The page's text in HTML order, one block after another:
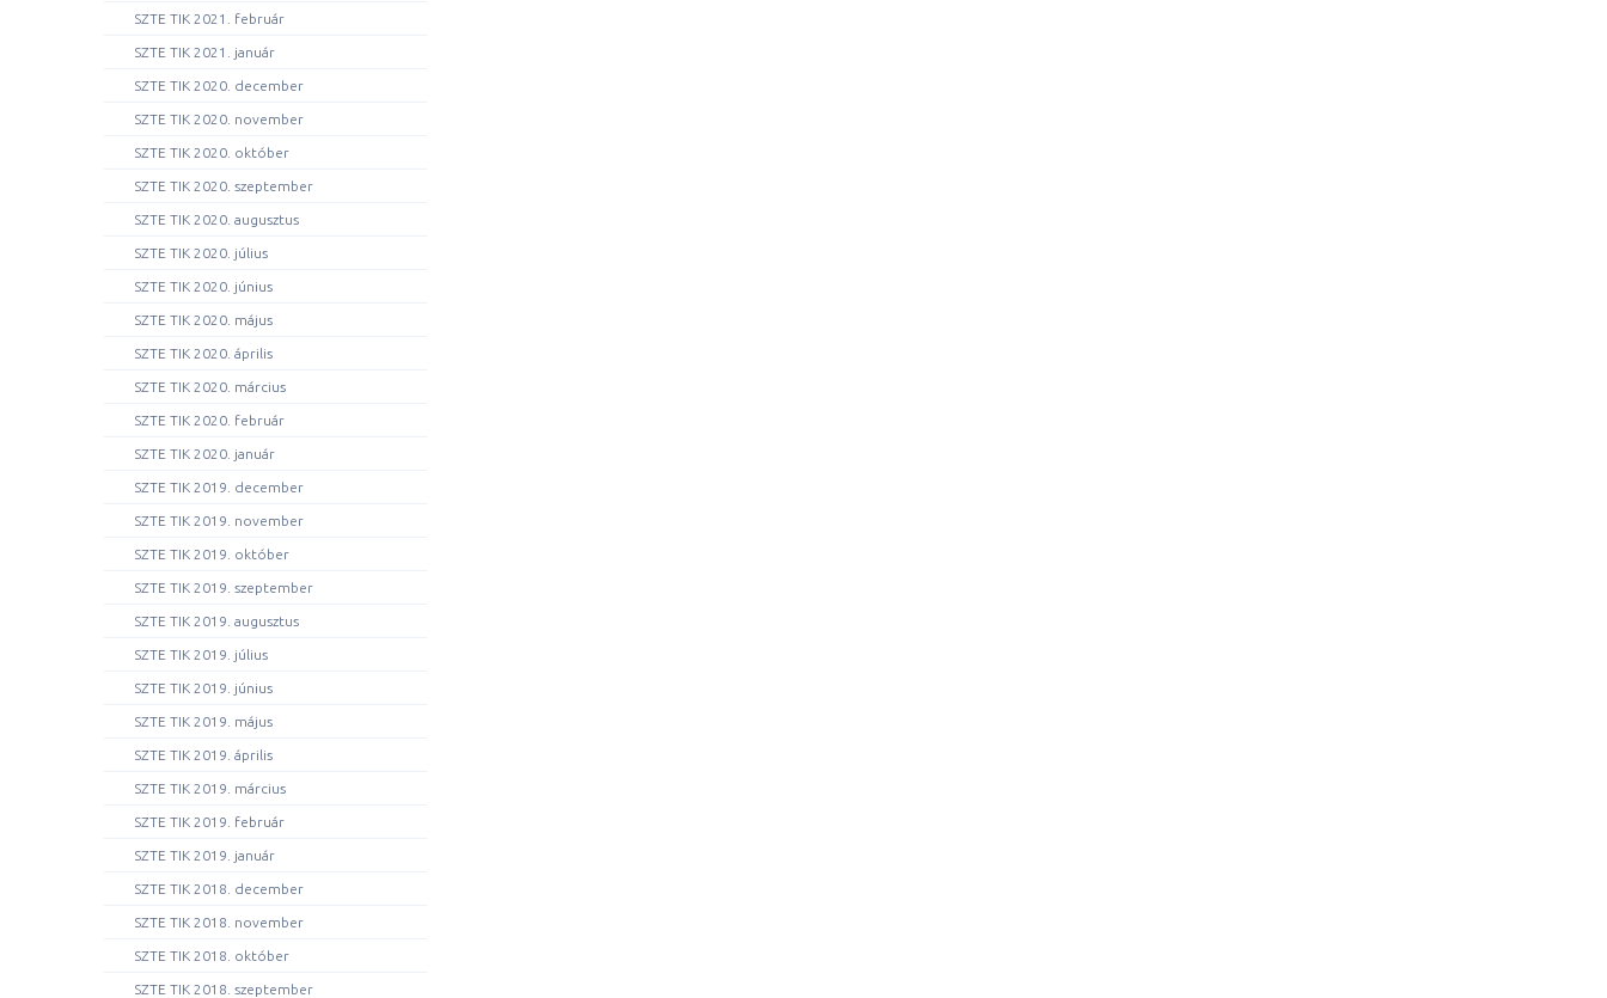
SZTE TIK 2021. február
SZTE TIK 2021. január
SZTE TIK 2020. december
SZTE TIK 2020. november
SZTE TIK 2020. október
SZTE TIK 2020. szeptember
SZTE TIK 2020. augusztus
SZTE TIK 2020. július
SZTE TIK 2020. június
SZTE TIK 2020. május
SZTE TIK 2020. április
SZTE TIK 2020. március
SZTE TIK 2020. február
SZTE TIK 2020. január
SZTE TIK 2019. december
SZTE TIK 2019. november
SZTE TIK 2019. október
SZTE TIK 2019. szeptember
SZTE TIK 2019. augusztus
SZTE TIK 2019. július
SZTE TIK 2019. június
SZTE TIK 2019. május
SZTE TIK 2019. április
SZTE TIK 2019. március
SZTE TIK 2019. február
SZTE TIK 2019. január
SZTE TIK 2018. december
SZTE TIK 2018. november
SZTE TIK 2018. október
SZTE TIK 2018. szeptember